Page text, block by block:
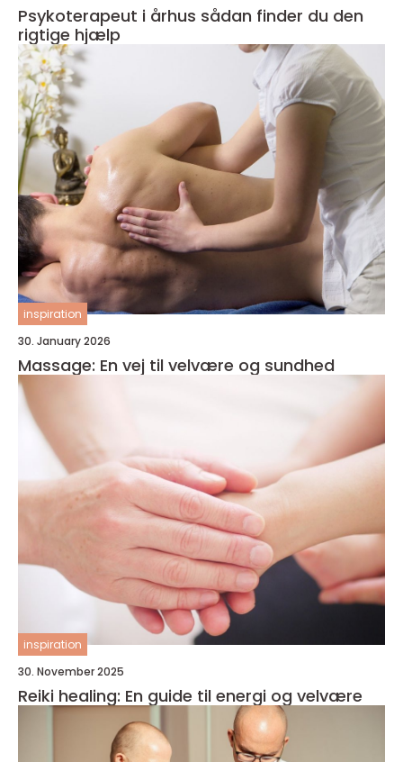
Psykoterapeut i århus sådan finder du den
rigtige hjælp
inspiration
30. January 2026
Massage: En vej til velvære og sundhed
inspiration
30. November 2025
Reiki healing: En guide til energi og velvære